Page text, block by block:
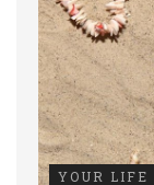
YOUR LIFE